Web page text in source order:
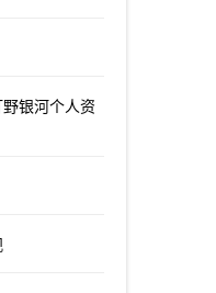
银河个人资